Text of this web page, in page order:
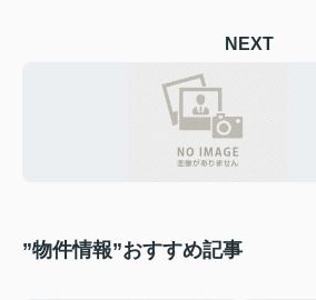
NEXT
”物件情報”おすすめ記事